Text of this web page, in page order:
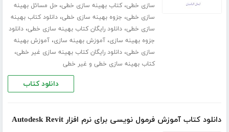
سازی خطی،کتاب بهینه سازی خطی،حل مسائل بهینه
سازی خطی، جزوه بهینه سازی خطی،دانلود کتاب بهینه
سازی خطی،دانلود رایگان کتاب بهینه سازی خطی،دانلود
جزوه بهینه سازی،آموزش بهینه سازی،آموزش بهینه
سازی خطی،دانلود رایگان کتاب بهینه سازی غیر خطی،
کتاب بهینه سازی خطی و غیر خطی
دانلود کتاب
دانلود کتاب آموزش فرمول نویسی برای نرم افزار Autodesk Revit